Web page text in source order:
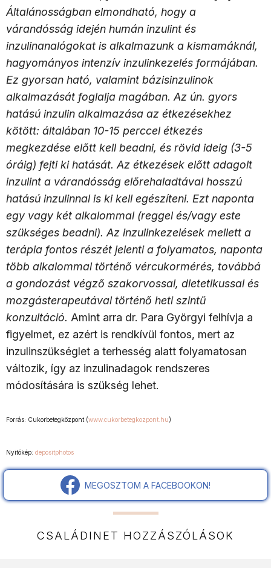
Általánosságban elmondható, hogy a
várandósság idején humán inzulint és
inzulinanalógokat is alkalmazunk a kismamáknál,
hagyományos intenzív inzulinkezelés formájában.
Ez gyorsan ható, valamint bázisinzulinok
alkalmazását foglalja magában. Az ún. gyors
hatású inzulin alkalmazása az étkezésekhez
kötött: általában 10-15 perccel étkezés
megkezdése előtt kell beadni, és rövid ideig (3-5
óráig) fejti ki hatását. Az étkezések előtt adagolt
inzulint a várandósság előrehaladtával hosszú
hatású inzulinnal is ki kell egészíteni. Ezt naponta
egy vagy két alkalommal (reggel és/vagy este
szükséges beadni). Az inzulinkezelések mellett a
terápia fontos részét jelenti a folyamatos, naponta
több alkalommal történő vércukormérés, továbbá
a gondozást végző szakorvossal, dietetikussal és
mozgásterapeutával történő heti szintű
konzultáció. Amint arra dr. Para Györgyi felhívja a
figyelmet, ez azért is rendkívül fontos, mert az
inzulinszükséglet a terhesség alatt folyamatosan
változik, így az inzulinadagok rendszeres
módosítására is szükség lehet.
Forrás: Cukorbetegközpont (www.cukorbetegkozpont.hu)
Nyitókép: depositphotos
MEGOSZTOM A FACEBOOKON!
CSALÁDINET HOZZÁSZÓLÁSOK